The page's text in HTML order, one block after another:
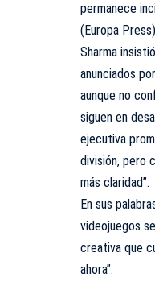
permanece
(Europa Press)
Sharma
anunciados
aunque no
siguen en
ejecutiva
división, pero
más claridad”.
En sus
videojuegos
creativa que
ahora”.